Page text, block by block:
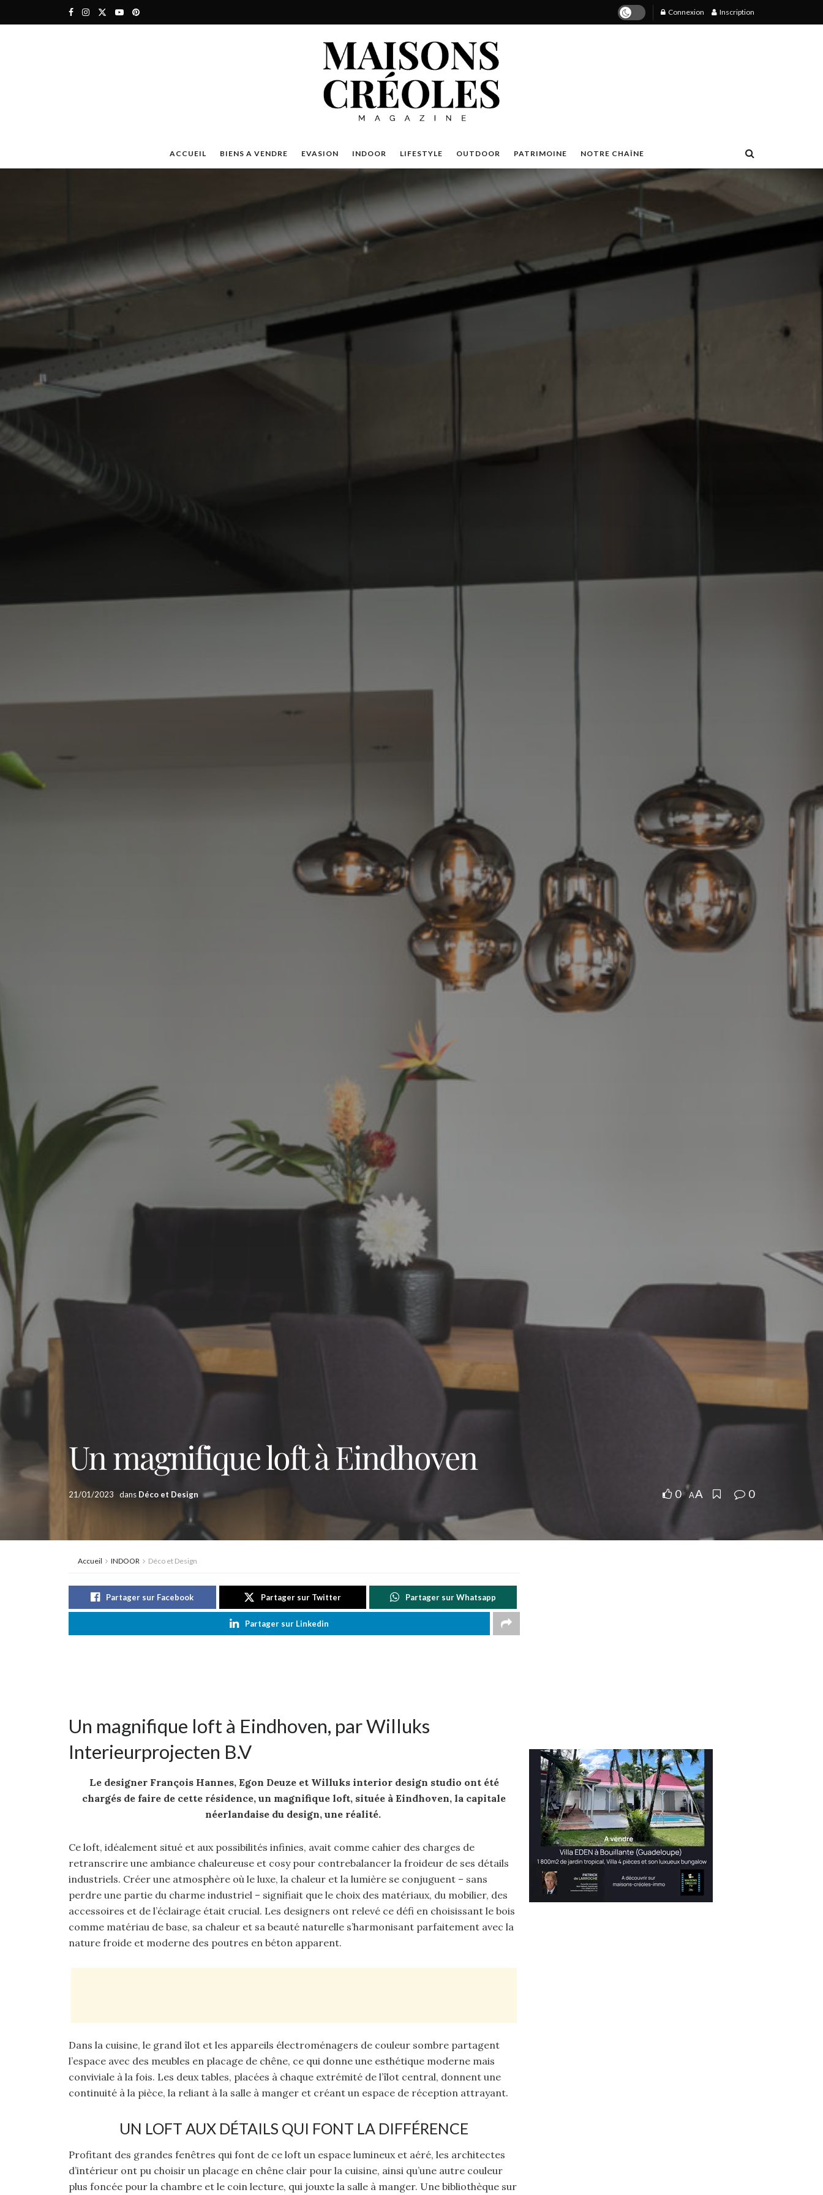
Connexion Inscription
ACCUEIL BIENS A VENDRE EVASION INDOOR LIFESTYLE OUTDOOR PATRIMOINE NOTRE CHAÎNE
Un magnifique loft à Eindhoven
21/01/2023 dans Déco et Design 0 AA 0
Accueil INDOOR Déco et Design
Partager sur Facebook Partager sur Twitter Partager sur Whatsapp
Partager sur Linkedin
Un magnifique loft à Eindhoven, par Willuks
Interieurprojecten B.V
Le designer François Hannes, Egon Deuze et Willuks interior design studio ont été
chargés de faire de cette résidence, un magnifique loft, située à Eindhoven, la capitale
néerlandaise du design, une réalité.
Ce loft, idéalement situé et aux possibilités infinies, avait comme cahier des charges de
retranscrire une ambiance chaleureuse et cosy pour contrebalancer la froideur de ses détails
industriels. Créer une atmosphère où le luxe, la chaleur et la lumière se conjuguent – sans
perdre une partie du charme industriel – signifiait que le choix des matériaux, du mobilier, des
accessoires et de l’éclairage était crucial. Les designers ont relevé ce défi en choisissant le bois
comme matériau de base, sa chaleur et sa beauté naturelle s’harmonisant parfaitement avec la
nature froide et moderne des poutres en béton apparent.
Dans la cuisine, le grand îlot et les appareils électroménagers de couleur sombre partagent
l’espace avec des meubles en placage de chêne, ce qui donne une esthétique moderne mais
conviviale à la fois. Les deux tables, placées à chaque extrémité de l’îlot central, donnent une
continuité à la pièce, la reliant à la salle à manger et créant un espace de réception attrayant.
UN LOFT AUX DÉTAILS QUI FONT LA DIFFÉRENCE
Profitant des grandes fenêtres qui font de ce loft un espace lumineux et aéré, les architectes
d’intérieur ont pu choisir un placage en chêne clair pour la cuisine, ainsi qu’une autre couleur
plus foncée pour la chambre et le coin lecture, qui jouxte la salle à manger. Une bibliothèque sur